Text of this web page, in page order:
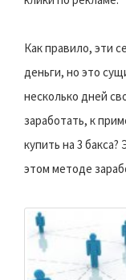
Как правило, эти
деньги, но это
несколько дней
заработать, к
купить на 3
этом методе